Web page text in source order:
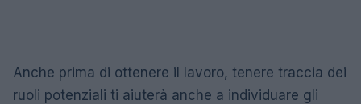
Anche prima di ottenere il lavoro, tenere traccia dei
ruoli potenziali ti aiuterà anche a individuare gli